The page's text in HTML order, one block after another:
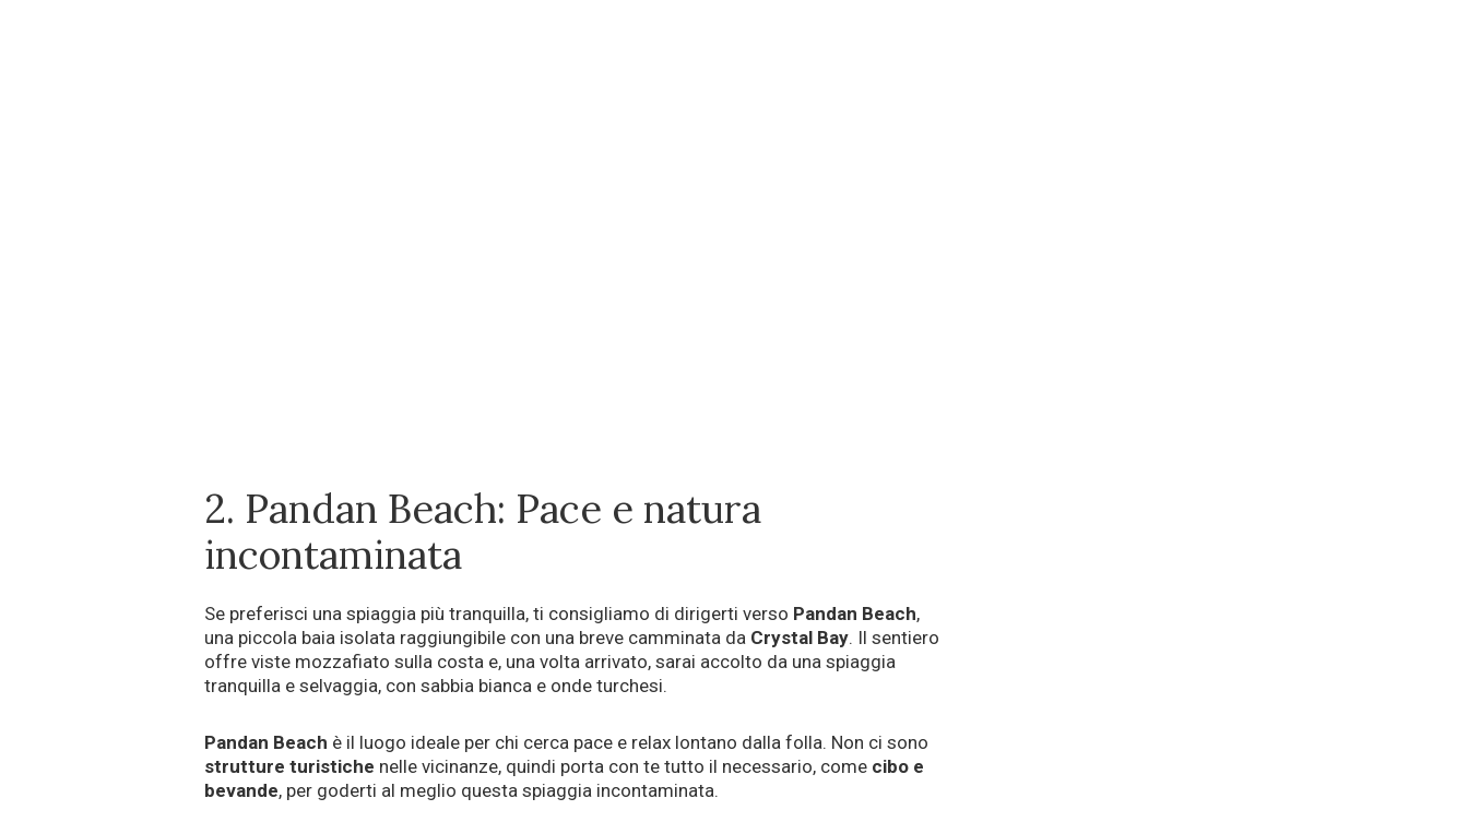
2. Pandan Beach: Pace e natura
incontaminata
Se preferisci una spiaggia più tranquilla, ti consigliamo di dirigerti verso Pandan Beach,
una piccola baia isolata raggiungibile con una breve camminata da Crystal Bay. Il sentiero
offre viste mozzafiato sulla costa e, una volta arrivato, sarai accolto da una spiaggia
tranquilla e selvaggia, con sabbia bianca e onde turchesi.
Pandan Beach è il luogo ideale per chi cerca pace e relax lontano dalla folla. Non ci sono
strutture turistiche nelle vicinanze, quindi porta con te tutto il necessario, come cibo e
bevande, per goderti al meglio questa spiaggia incontaminata.